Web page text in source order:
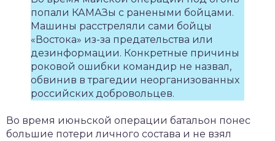
попали КАМАЗы с ранеными бойцами.
Машины расстреляли сами бойцы
«Востока» из-за предательства или
дезинформации. Конкретные причины
роковой ошибки командир не назвал,
обвинив в трагедии неорганизованных
российских добровольцев.
Во время июньской операции батальон понес
большие потери личного состава и не взял